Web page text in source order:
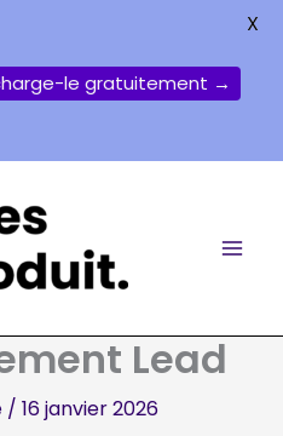
Lead
/ 16 janvier 2026
le gratuitement →
X